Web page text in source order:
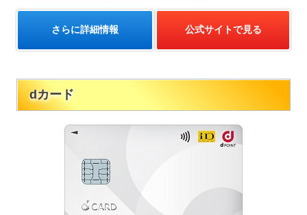
さらに詳細情報 公式サイトで見る
dカード